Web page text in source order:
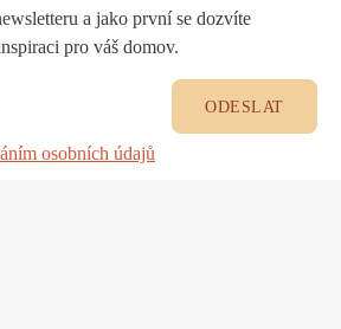
a jako první se dozvíte
pro váš domov.
osobních údajů
ODESLAT